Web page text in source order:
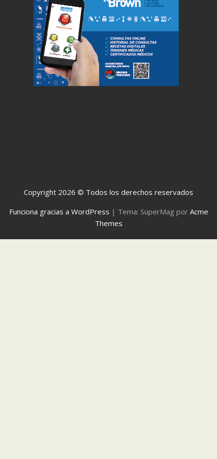
Copyright 2026 © Todos los derechos reservados
Funciona gracias a WordPress | Tema: SuperMag por Acme
Themes